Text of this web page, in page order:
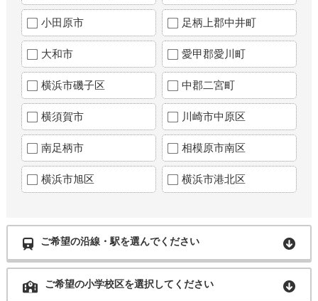
小田原市 足柄上郡中井町
大和市 愛甲郡愛川町
横浜市磯子区 中郡二宮町
横須賀市 川崎市中原区
南足柄市 相模原市南区
横浜市旭区 横浜市港北区
ご希望の沿線・駅を選んでください
ご希望の小学校区を選択してください